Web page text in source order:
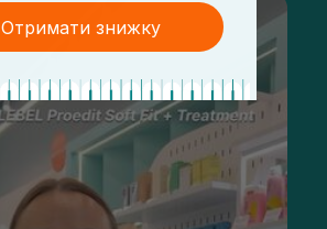
Отримати знижку